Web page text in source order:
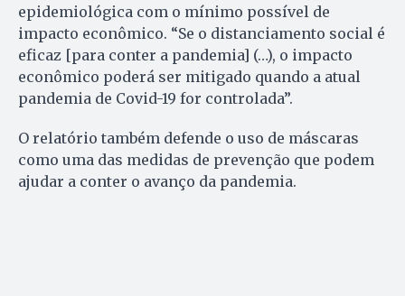
epidemiológica com o mínimo possível de
impacto econômico. “Se o distanciamento social é
eficaz [para conter a pandemia] (…), o impacto
econômico poderá ser mitigado quando a atual
pandemia de Covid-19 for controlada”.
O relatório também defende o uso de máscaras
como uma das medidas de prevenção que podem
ajudar a conter o avanço da pandemia.